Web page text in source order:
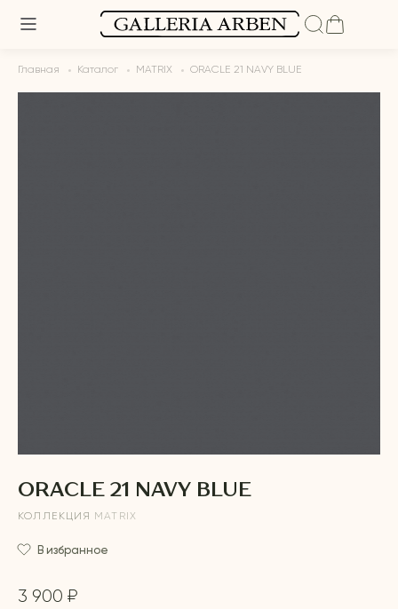
Главная Каталог MATRIX ORACLE 21 NAVY BLUE
ORACLE 21 NAVY BLUE
КОЛЛЕКЦИЯ MATRIX
В избранное
3 900 ₽